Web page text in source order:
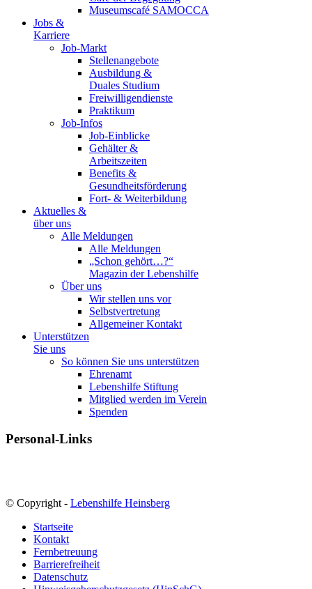
Museumscafé SAMOCCA
Jobs &
Karriere
Job-Markt
Stellenangebote
Ausbildung &
Duales Studium
Freiwilligendienste
Praktikum
Job-Infos
Job-Einblicke
Gehälter &
Arbeitszeiten
Benefits &
Gesundheitsförderung
Fort- & Weiterbildung
Aktuelles &
über uns
Alle Meldungen
Alle Meldungen
„Schon gehört…?“
Magazin der Lebenshilfe
Über uns
Wir stellen uns vor
Selbstvertretung
Allgemeiner Kontakt
Unterstützen
Sie uns
So können Sie uns unterstützen
Ehrenamt
Lebenshilfe Stiftung
Mitglied werden im Verein
Spenden
Personal-Links
© Copyright - Lebenshilfe Heinsberg
Startseite
Kontakt
Fernbetreuung
Barrierefreiheit
Datenschutz